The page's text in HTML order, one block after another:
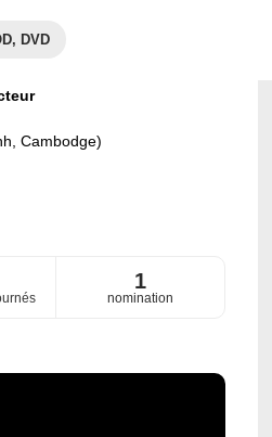
DVD
Cambodge)
1
nomination